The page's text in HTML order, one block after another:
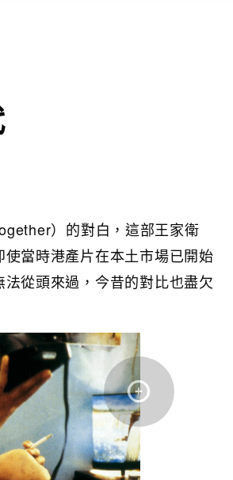
）的對白，這部王家衛
當時港產片在本土市場已開始
從頭來過，今昔的對比也盡欠